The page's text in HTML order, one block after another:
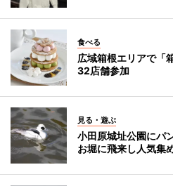
食べる
広域箱根エリアで「
32店舗参加
見る・遊ぶ
小田原城址公園にパ
お堀に飛来し人気集